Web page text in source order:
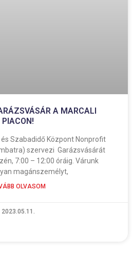
A MARCALI
PIACON!
Szabadidő Központ Nonprofit
szervezi Garázsvásárát
7:00 – 12:00 óráig. Várunk
magánszemélyt,
OLVASOM
2023.05.11.